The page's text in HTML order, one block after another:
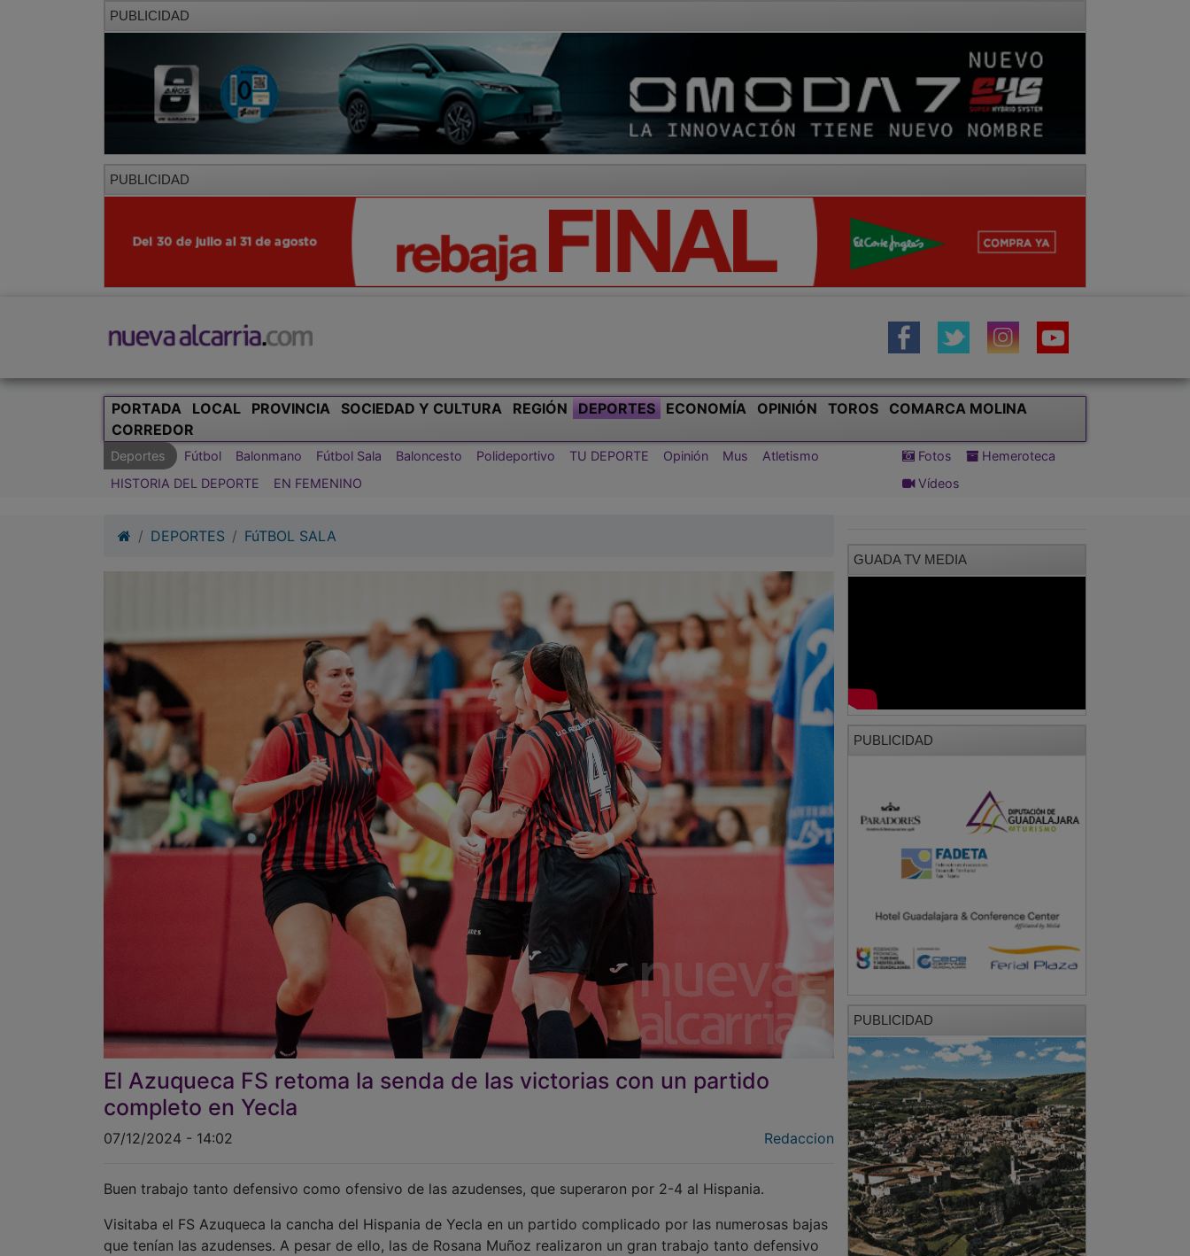
PUBLICIDAD
PUBLICIDAD
PORTADA LOCAL PROVINCIA SOCIEDAD Y CULTURA REGIÓN DEPORTES ECONOMÍA OPINIÓN TOROS
COMARCA MOLINA
CORREDOR
Deportes Fútbol Balonmano Fútbol Sala Baloncesto Polideportivo TU DEPORTE Opinión Mus
Atletismo
HISTORIA DEL DEPORTE
EN FEMENINO
Fotos
Hemeroteca
Vídeos
DEPORTES FúTBOL SALA
El Azuqueca FS retoma la senda de las victorias con un partido
completo en Yecla
07/12/2024 - 14:02 Redaccion
Buen trabajo tanto defensivo como ofensivo de las azudenses, que superaron por 2-4 al Hispania.
Visitaba el FS Azuqueca la cancha del Hispania de Yecla en un partido complicado por las numerosas bajas
que tenían las azudenses. A pesar de ello, las de Rosana Muñoz realizaron un gran trabajo tanto defensivo
GUADA TV MEDIA
PUBLICIDAD
PUBLICIDAD